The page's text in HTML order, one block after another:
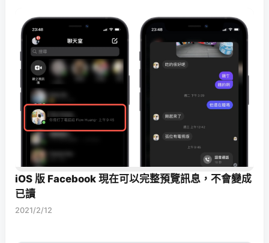
iOS 版 Facebook 現在可以完整預覽訊息，不會變成
已讀
2021/2/12